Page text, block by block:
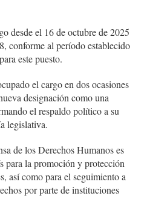
desde el 16 de octubre de 2025
conforme al período establecido
este puesto.
el cargo en dos ocasiones
designación como una
el respaldo político a su
legislativa.
de los Derechos Humanos es
para la promoción y protección
así como para el seguimiento a
por parte de instituciones